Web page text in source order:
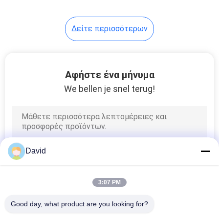
Υλικό φύλλο
Επένδυση ζωνών
φρένων
Δείτε περισσότερων
Αφήστε ένα μήνυμα
We bellen je snel terug!
David
3:07 PM
Good day, what product are you looking for?